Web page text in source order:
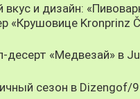
вкус и дизайн:
«Крушовице Kronprinz
десерт «Медвезай» в
сезон в Dizengof/